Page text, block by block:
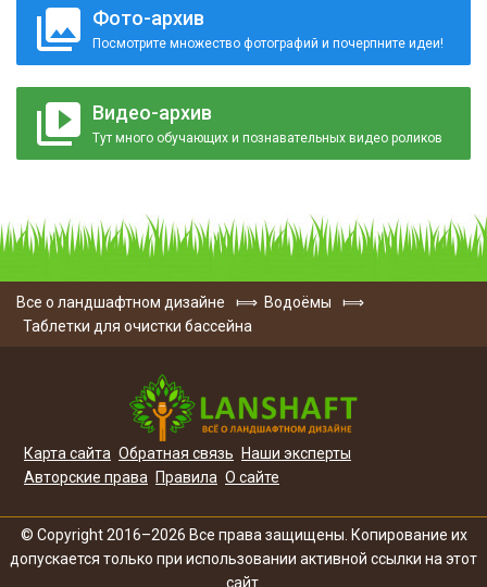
Фото-архив
Посмотрите множество фотографий и почерпните идеи!
Видео-архив
Тут много обучающих и познавательных видео роликов
Все о ландшафтном дизайне ⟾ Водоёмы
⟾
Таблетки для очистки бассейна
Карта сайта Обратная связь
Наши эксперты
Авторские права Правила О сайте
© Copyright 2016–2026 Все права защищены. Копирование их
допускается только при использовании активной ссылки на этот
сайт.